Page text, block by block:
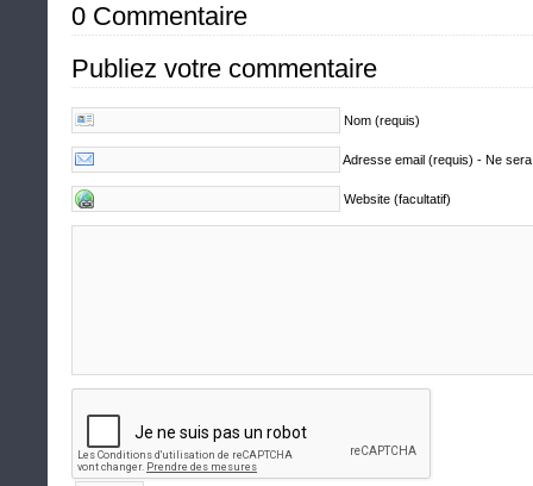
0 Commentaire
Publiez votre commentaire
Nom (requis)
Adresse email (requis) - Ne
Website (facultatif)